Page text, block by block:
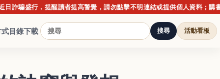
行，提醒讀者提高警覺，請勿點擊不明連結或提供個人資料；購書請以
式目錄下載 搜尋 活動看板